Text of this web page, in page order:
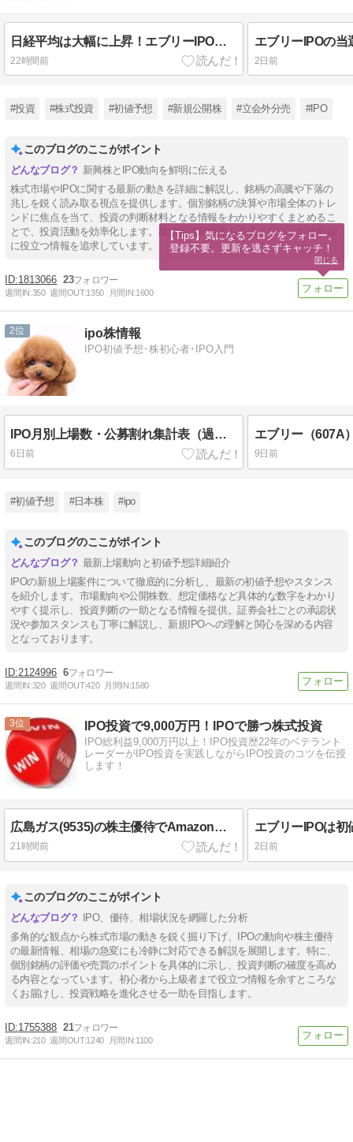
日経平均は大幅に上昇！エブリーIPOは二日目も低調
22時間前 2日前
#投資 #株式投資 #初値予想 #新規公開株 #立会外分売 #IPO
このブログのここがポイント
新興株とIPO動向を鮮明に伝える
株式市場やIPOに関する最新の動きを詳細に解説し、銘柄の高騰や下落の
兆しを鋭く読み取る視点を提供します。個別銘柄の決算や市場全体のトレ
ンドに焦点を当て、投資の判断材料となる情報をわかりやすくまとめるこ
とで、投資活動を効率化します。株式界の新展開を見逃さない、資産形成
に役立つ情報を追求しています。
1813066 23
週間IN:350 週間OUT:1350 月間IN:1600
2 ipo株情報
IPO初値予想･株初心者･IPO入門
IPO月別上場数・公募割れ集計表（過去5年間）
6日前
エブリー（607A
9日前
#初値予想 #日本株 #ipo
このブログのここがポイント
最新上場動向と初値予想詳細紹介
IPOの新規上場案件について徹底的に分析し、最新の初値予想やスタンス
を紹介します。市場動向や公開株数、想定価格など具体的な数字をわかり
やすく提示し、投資判断の一助となる情報を提供。証券会社ごとの承認状
況や参加スタンスも丁寧に解説し、新規IPOへの理解と関心を深める内容
となっております。
2124996 6
週間IN:320 週間OUT:420 月間IN:1580
3 IPO投資で9,000万円！IPOで勝つ株式投資
IPO総利益9,000万円以上！IPO投資歴22年のベテラント
レーダーがIPO投資を実践しながらIPO投資のコツを伝授
します！
広島ガス(9535)の株主優待でAmazonギフトカード3,000円分！
21時間前 2日前
このブログのここがポイント
IPO、優待、相場状況を網羅した分析
多角的な観点から株式市場の動きを鋭く掘り下げ、IPOの動向や株主優待
の最新情報、相場の急変にも冷静に対応できる解説を展開します。特に、
個別銘柄の評価や売買のポイントを具体的に示し、投資判断の確度を高め
る内容となっています。初心者から上級者まで役立つ情報を余すところな
くお届けし、投資戦略を進化させる一助を目指します。
1755388 21
週間IN:210 週間OUT:1240 月間IN:1100
【Tips】気になるブログをフォロー。
登録不要。更新を逃さずキャッチ！
閉じる